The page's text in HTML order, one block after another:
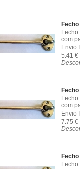
com
Envio
5.41 €
com
Envio
7.75 €